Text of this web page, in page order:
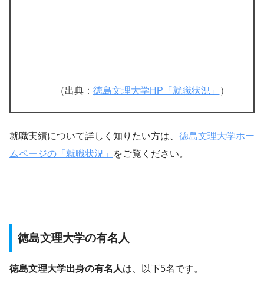
（出典： 徳島文理大学HP「就職状況」 ）
就職実績について詳しく知りたい方は、 徳島文理大学ホー
ムページの「就職状況」
をご覧ください。
徳島文理大学の有名人
徳島文理大学出身の有名人は、以下5名です。